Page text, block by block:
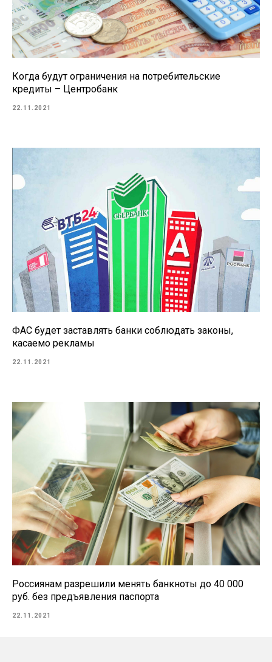
Когда будут ограничения на потребительские
кредиты – Центробанк
22.11.2021
ФАС будет заставлять банки соблюдать законы,
касаемо рекламы
22.11.2021
Россиянам разрешили менять банкноты до 40 000
руб. без предъявления паспорта
22.11.2021